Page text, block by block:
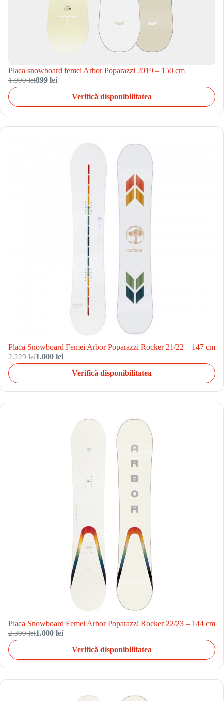
Placa snowboard femei Arbor Poparazzi 2019 – 150 cm
1.999 lei899 lei
Verifică disponibilitatea
Placa Snowboard Femei Arbor Poparazzi Rocker 21/22 – 147 cm
2.229 lei1.000 lei
Verifică disponibilitatea
Placa Snowboard Femei Arbor Poparazzi Rocker 22/23 – 144 cm
2.399 lei1.000 lei
Verifică disponibilitatea